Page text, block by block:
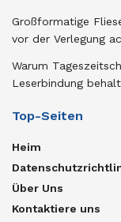
Großformatige
vor der Verlegung
Warum
Leserbindung
Top-Seiten
Heim
Über Uns
Kontaktiere uns